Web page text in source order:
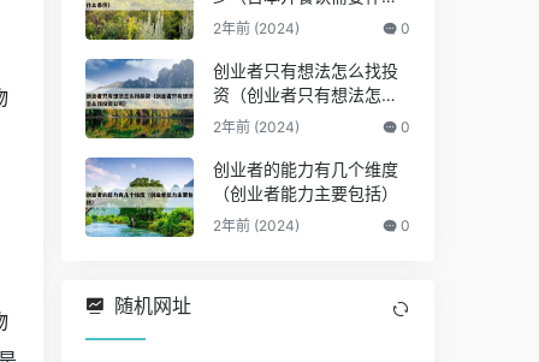
条件）
2年前 (2024) 0
创业者只有想法怎么找投
资（创业者只有想法怎么
找投资公司）
2年前 (2024) 0
创业者的能力有几个维度
（创业者能力主要包括）
2年前 (2024) 0
随机网址